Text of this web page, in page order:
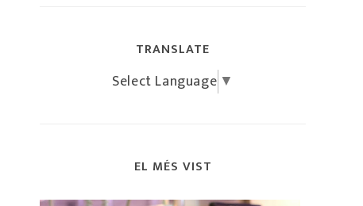
TRANSLATE
Select Language ▼
EL MÉS VIST